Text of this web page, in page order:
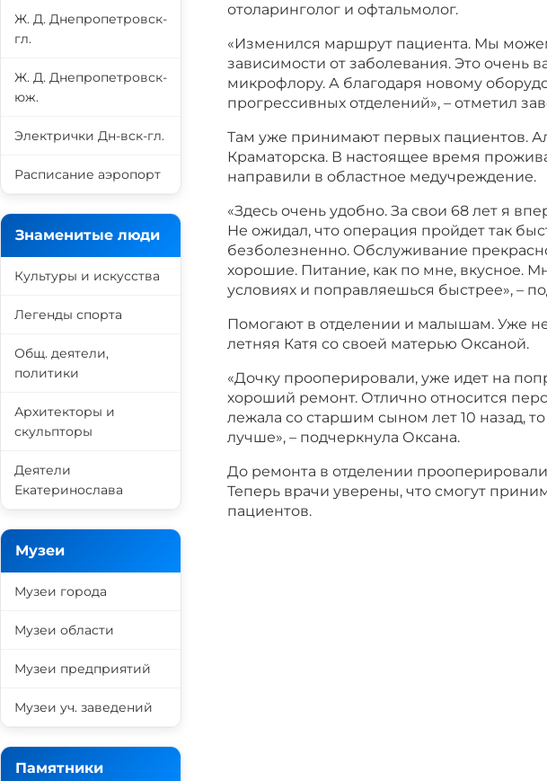
отоларинголог и офтальмолог.
«Изменился маршрут пациента. Мы
зависимости от заболевания. Это очень
микрофлору. А благодаря новому
прогрессивных отделений», – отметил
Там уже принимают первых пациентов.
Краматорска. В настоящее время
направили в областное медучреждение.
«Здесь очень удобно. За свои 68 лет я
Не ожидал, что операция пройдет так
безболезненно. Обслуживание
хорошие. Питание, как по мне, вкусное.
условиях и поправляешься быстрее», –
Помогают в отделении и малышам. Уже
летняя Катя со своей матерью Оксаной.
«Дочку прооперировали, уже идет на
хороший ремонт. Отлично относится
лежала со старшим сыном лет 10 назад,
лучше», – подчеркнула Оксана.
До ремонта в отделении
Теперь врачи уверены, что смогут
пациентов.
Ж. Д. Днепропетровск-
гл.
Ж. Д. Днепропетровск-
юж.
Электрички Дн-вск-гл.
Расписание аэропорт
Знаменитые люди
Культуры и искусства
Легенды спорта
Общ. деятели,
политики
Архитекторы и
скульпторы
Деятели
Екатеринослава
Музеи
Музеи города
Музеи области
Музеи предприятий
Музеи уч. заведений
Памятники